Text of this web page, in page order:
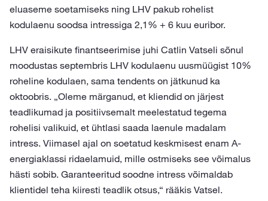
eluaseme soetamiseks ning LHV pakub rohelist
kodulaenu soodsa intressiga 2,1% + 6 kuu euribor.
LHV eraisikute finantseerimise juhi Catlin Vatseli sõnul
moodustas septembris LHV kodulaenu uusmüügist 10%
roheline kodulaen, sama tendents on jätkunud ka
oktoobris. „Oleme märganud, et kliendid on järjest
teadlikumad ja positiivsemalt meelestatud tegema
rohelisi valikuid, et ühtlasi saada laenule madalam
intress. Viimasel ajal on soetatud keskmisest enam A-
energiaklassi ridaelamuid, mille ostmiseks see võimalus
hästi sobib. Garanteeritud soodne intress võimaldab
klientidel teha kiiresti teadlik otsus,“ rääkis Vatsel.